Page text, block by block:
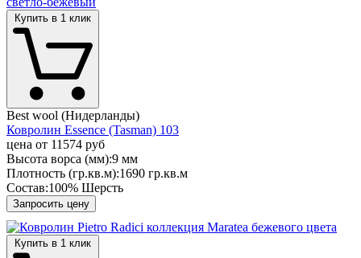
Купить в 1 клик
Best wool (Нидерланды)
Ковролин Essence (Tasman) 103
цена от 11574 руб
Высота ворса (мм):9 мм
Плотность (гр.кв.м):1690 гр.кв.м
Состав:100% Шерсть
Запросить цену
Купить в 1 клик